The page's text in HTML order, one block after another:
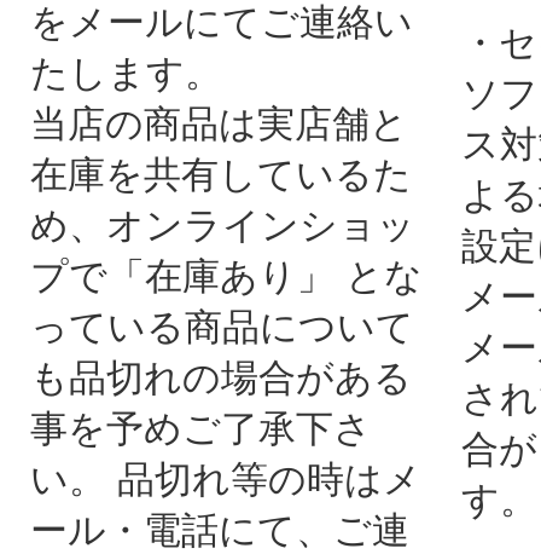
をメールにてご連絡い
たします。
当店の商品は実店舗と
在庫を共有しているた
め、オンラインショッ
プで「在庫あり」 とな
っている商品について
も品切れの場合がある
事を予めご了承下さ
い。 品切れ等の時はメ
ール・電話にて、ご連
・
ソ
ス
よ
設
メ
メ
さ
合
す。